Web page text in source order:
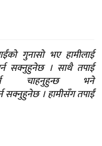
गुनासो भए हामीलाई
सक्नुहुनेछ । साथै तपाई
चाहनुहुन्छ भने
सक्नुहुनेछ । हामीसँग तपाईं